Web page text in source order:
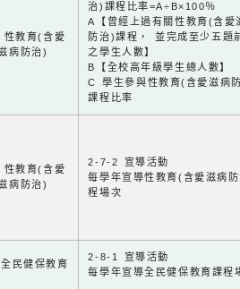
教育(含愛
病防治)
治)課程比率=A÷B×100％
A【曾經上過有關性教育(含愛
防治)課程， 並完成至少五題
之學生人數】
B【全校高年級學生總人數】
C 學生參與性教育(含愛滋病
課程比率
教育(含愛
病防治)
2-7-2 宣導活動
每學年宣導性教育(含愛滋病
程場次
民健保教育
2-8-1 宣導活動
每學年宣導全民健保教育課程